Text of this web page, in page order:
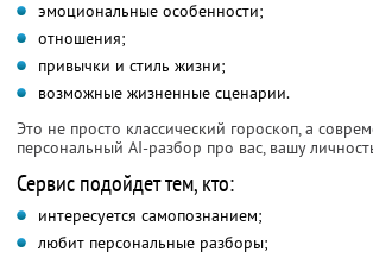
эмоциональные особенности;
отношения;
привычки и стиль жизни;
возможные жизненные сценарии.
Это не просто классический гороскоп, а
персональный AI-разбор про вас, вашу
Сервис подойдет тем, кто:
интересуется самопознанием;
любит персональные разборы;